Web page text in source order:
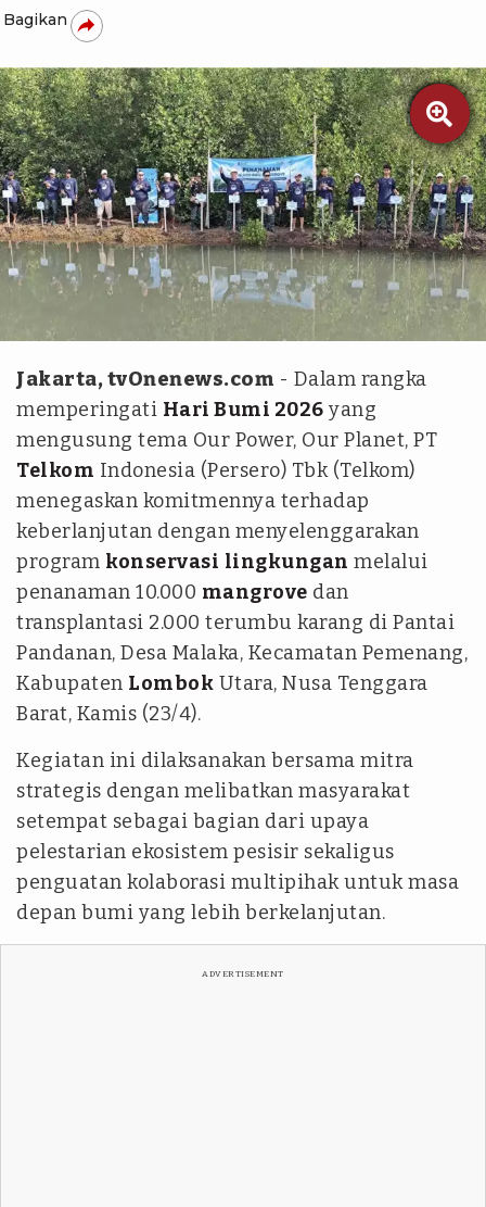
Bagikan

Jakarta, tvOnenews.com - Dalam rangka
memperingati Hari Bumi 2026 yang
mengusung tema Our Power, Our Planet, PT
Telkom Indonesia (Persero) Tbk (Telkom)
menegaskan komitmennya terhadap
keberlanjutan dengan menyelenggarakan
program konservasi lingkungan melalui
penanaman 10.000 mangrove dan
transplantasi 2.000 terumbu karang di Pantai
Pandanan, Desa Malaka, Kecamatan Pemenang,
Kabupaten Lombok Utara, Nusa Tenggara
Barat, Kamis (23/4).
Kegiatan ini dilaksanakan bersama mitra
strategis dengan melibatkan masyarakat
setempat sebagai bagian dari upaya
pelestarian ekosistem pesisir sekaligus
penguatan kolaborasi multipihak untuk masa
depan bumi yang lebih berkelanjutan.
ADVERTISEMENT